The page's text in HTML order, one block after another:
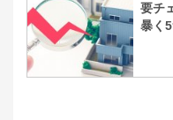
要チ
暴く